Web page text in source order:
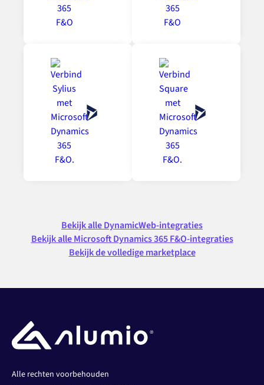
Bekijk alle DynamicWeb-integraties
Bekijk alle Microsoft Dynamics 365 F&O-integraties
Bekijk de volledige marketplace
Alle rechten voorbehouden